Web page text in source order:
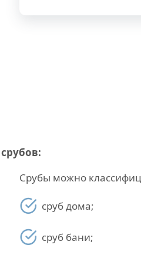
Срубы можно
сруб дома;
сруб бани;